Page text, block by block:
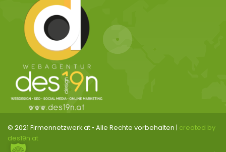
© 2021 Firmennetzwerk.at • Alle Rechte vorbehalten | created by
des19n.at